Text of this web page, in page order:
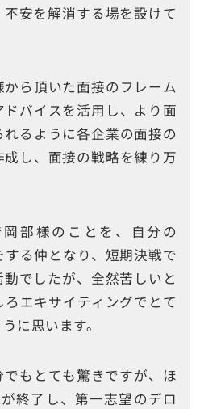
安を解消する場を設けて
ら頂いた面接のフレーム
バイスを活用し、より面
るように各企業の面接の
し、面接の戦略を練り万
部様のことを、自分の
する仲となり、短期決戦で
でしたが、全然苦しいと
エキサイティングでとて
に思います。
もとても驚きですが、ほ
終了し、第一志望のデロ